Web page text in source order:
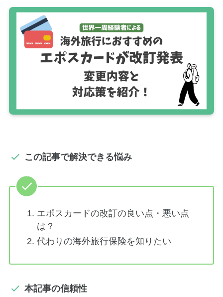
この記事で解決できる悩み
エポスカードの改訂の良い点・悪い点
は？
代わりの海外旅行保険を知りたい
本記事の信頼性